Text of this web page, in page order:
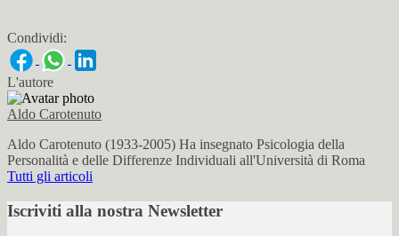
Condividi:
L'autore
Aldo Carotenuto
Aldo Carotenuto (1933-2005) Ha insegnato Psicologia della
Personalità e delle Differenze Individuali all'Università di Roma
Tutti gli articoli
Iscriviti alla nostra Newsletter